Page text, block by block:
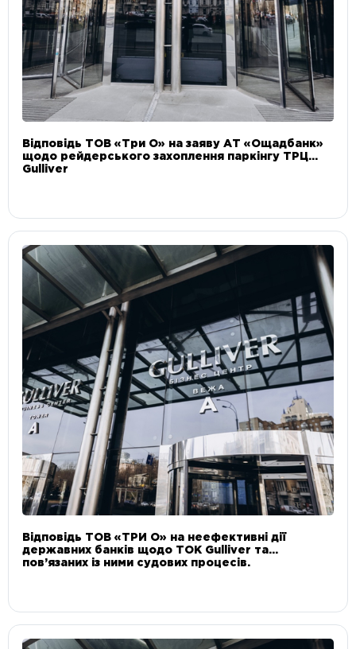
Відповідь ТОВ «Три О» на заяву АТ «Ощадбанк»
щодо рейдерського захоплення паркінгу ТРЦ
Gulliver
Відповідь ТОВ «ТРИ О» на неефективні дії
державних банків щодо ТОК Gulliver та
пов’язаних із ними судових процесів.